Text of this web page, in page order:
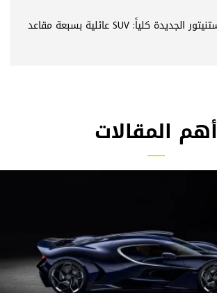
ميتسوبيشي دستنيتور الجديدة كلياً: SUV عائلية بسبعة مقاعد
أهم المقالات